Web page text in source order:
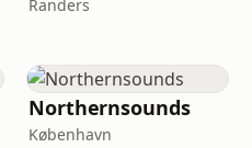
Randers
Northernsounds
København